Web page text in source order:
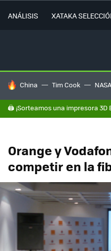
ANÁLISIS XATAKA
HOY SE HABLA DE
China Tim Cook NASA
🖨️ ¡Sorteamos una impresora 3D
Orange y
competir en la